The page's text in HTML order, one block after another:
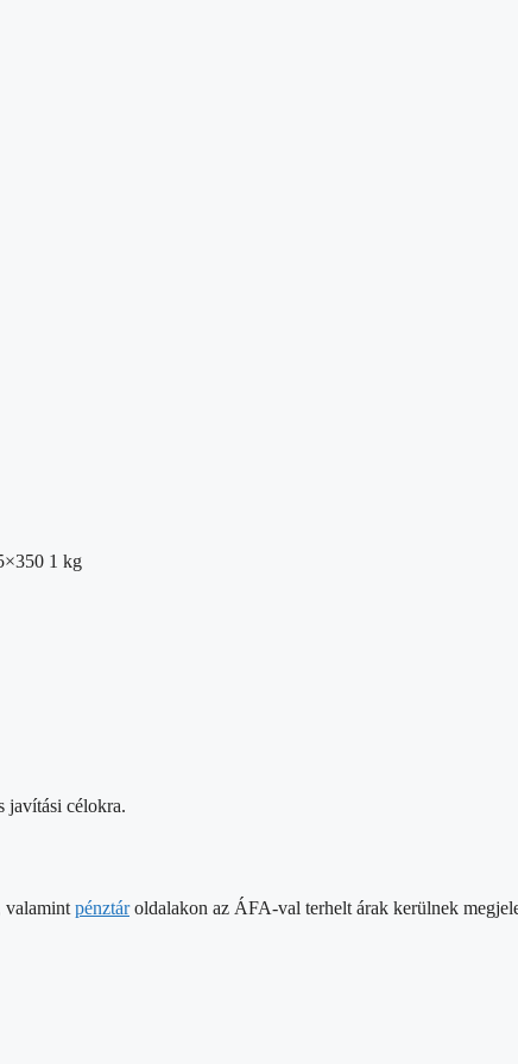
1 kg
javítási célokra.
valamint pénztároldalakon az ÁFA-val terhelt árak kerülnek